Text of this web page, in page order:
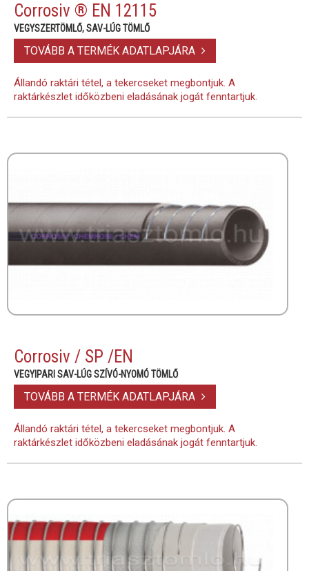
Corrosiv ® EN 12115
VEGYSZERTÖMLŐ, SAV-LÚG TÖMLŐ
TOVÁBB A TERMÉK ADATLAPJÁRA
Állandó raktári tétel, a tekercseket megbontjuk. A
raktárkészlet időközbeni eladásának jogát fenntartjuk.
Corrosiv / SP /EN
VEGYIPARI SAV-LÚG SZÍVÓ-NYOMÓ TÖMLŐ
TOVÁBB A TERMÉK ADATLAPJÁRA
Állandó raktári tétel, a tekercseket megbontjuk. A
raktárkészlet időközbeni eladásának jogát fenntartjuk.